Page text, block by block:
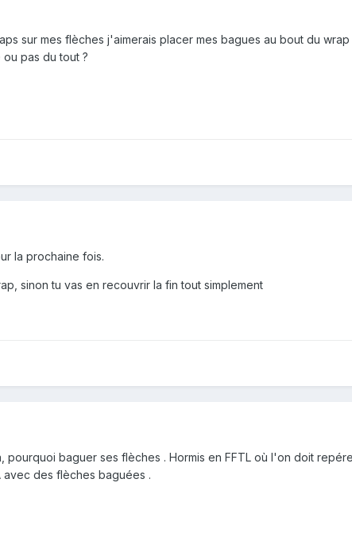
sur mes flèches j'aimerais placer mes bagues au bout du
pas du tout ?
la prochaine fois.
sinon tu vas en recouvrir la fin tout simplement
baguer ses flèches . Hormis en FFTL où l'on doit
des flèches baguées .